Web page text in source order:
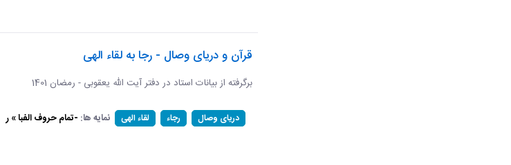
قرآن و دریای وصال - رجا به لقاء الهی
برگرفته از بیانات استاد در دفتر آیت الله یعقوبی - رمضان 1401
دریای وصال رجاء لقاء الهی نمایه ها: -تمام حروف الفبا » ر